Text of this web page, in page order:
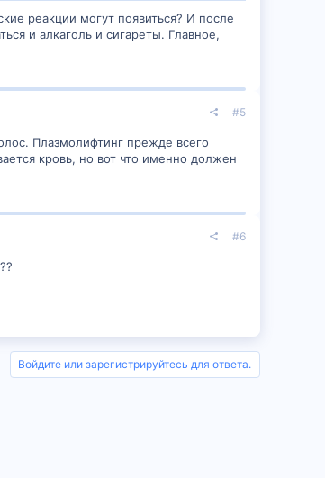
реакции могут появиться? И после
и алкаголь и сигареты. Главное,
#5
Плазмолифтинг прежде всего
кровь, но вот что именно должен
#6
Войдите или зарегистрируйтесь для ответа.